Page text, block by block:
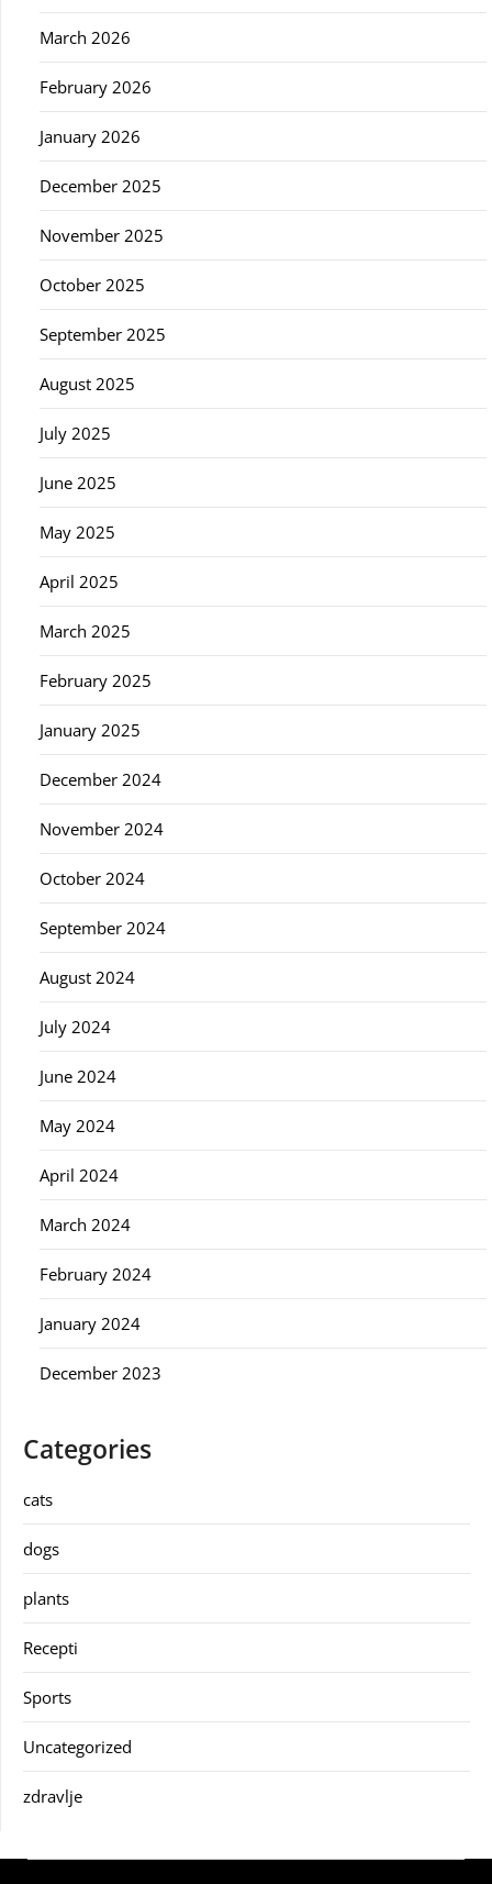
March 2026
February 2026
January 2026
December 2025
November 2025
October 2025
September 2025
August 2025
July 2025
June 2025
May 2025
April 2025
March 2025
February 2025
January 2025
December 2024
November 2024
October 2024
September 2024
August 2024
July 2024
June 2024
May 2024
April 2024
March 2024
February 2024
January 2024
December 2023
Categories
cats
dogs
plants
Recepti
Sports
Uncategorized
zdravlje